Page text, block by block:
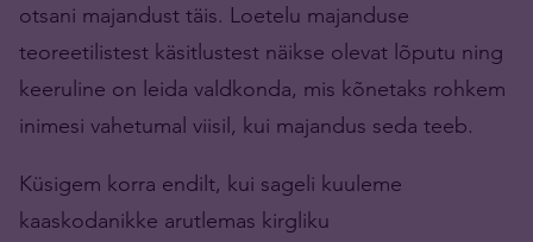
otsani majandust täis. Loetelu majanduse
teoreetilistest käsitlustest näikse olevat lõputu ning
keeruline on leida valdkonda, mis kõnetaks rohkem
inimesi vahetumal viisil, kui majandus seda teeb.
Küsigem korra endilt, kui sageli kuuleme
kaaskodanikke arutlemas kirgliku